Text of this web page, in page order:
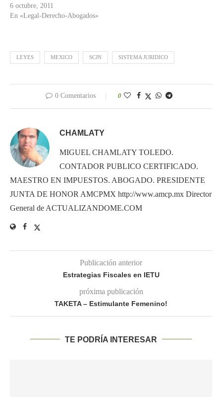
6 octubre, 2011
En «Legal-Derecho-Abogados»
LEYES MEXICO SCJN SISTEMA JURIDICO
0 Comentarios 0
CHAMLATY
MIGUEL CHAMLATY TOLEDO.
CONTADOR PUBLICO CERTIFICADO.
MAESTRO EN IMPUESTOS. ABOGADO. PRESIDENTE
JUNTA DE HONOR AMCPMX http://www.amcp.mx Director
General de ACTUALIZANDOME.COM
Publicación anterior
Estrategias Fiscales en IETU
próxima publicación
TAKETA – Estimulante Femenino!
TE PODRÍA INTERESAR